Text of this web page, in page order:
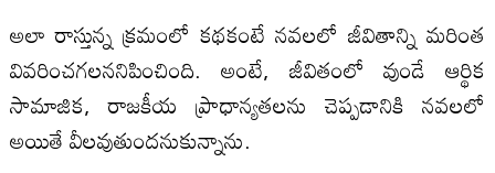
అలా రాస్తున్న క్రమంలో కథకంటే నవలలో జీవితాన్ని మరింత
వివరించగలననిపించింది. అంటే, జీవితంలో వుండే ఆర్థిక
సామాజిక, రాజకీయ ప్రాధాన్యతలను చెప్పడానికి నవలలో
అయితే వీలవుతుందనుకున్నాను.